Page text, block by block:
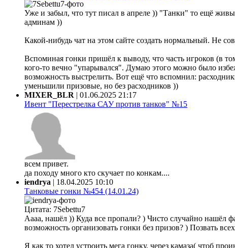
Уже и забыл, что тут писал в апреле )) "Танки" то ещё
админам ))
Какой-нибудь чат на этом сайте создать нормальный. Не
Вспоминая гонки пришёл к выводу, что часть игроков (в
кого-то вечно "упарывался". Думаю этого можно было
возможность выстрелить. Вот ещё что вспомнил:
уменьшили призовые, но без расходников ))
MIXER_BLR | 01.06.2025 21:17
Ивент "Перестрелка САУ против танков" №15
всем привет.
да походу много кто скучает по конкам....
iendrya | 18.04.2025 10:10
Танковые гонки №454 (14.01.24)
Цитата: 7Sebettu7
Аааа, нашёл )) Куда все пропали? ) Чисто случайно нашёл
возможность организовать гонки без призов? ) Позвать
Я как то хотел устроить мега гонку, через камаза( чтоб